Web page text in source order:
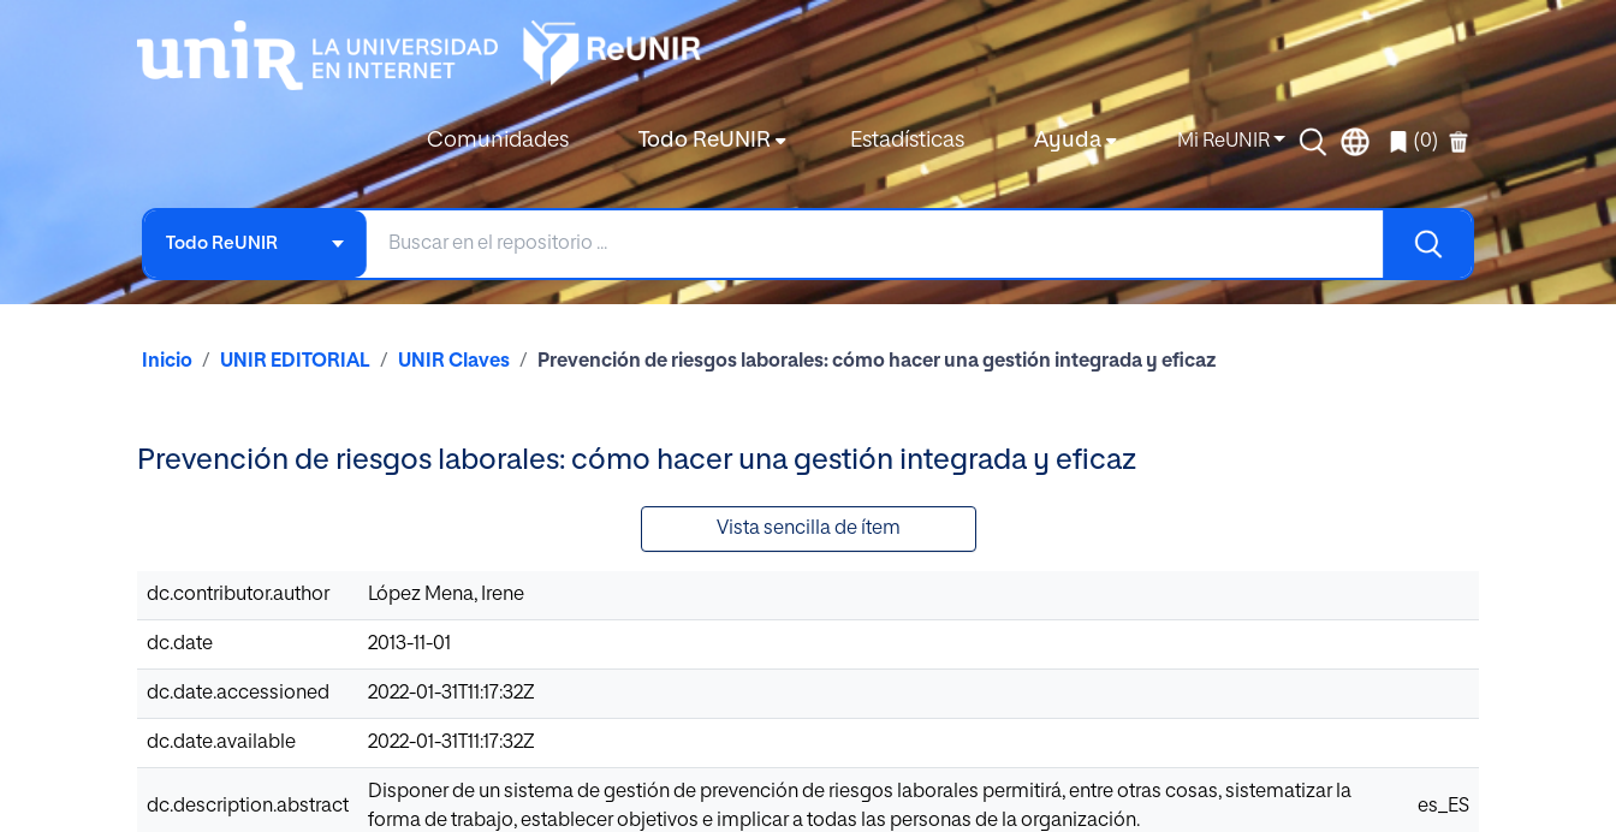
Comunidades Todo ReUNIR Estadísticas Ayuda Mi ReUNIR (0)
Todo ReUNIR
Inicio UNIR EDITORIAL UNIR Claves Prevención de riesgos laborales: cómo hacer una gestión integrada y eficaz
Prevención de riesgos laborales: cómo hacer una gestión integrada y eficaz
Vista sencilla de ítem
dc.contributor.author López Mena, Irene
dc.date 2013-11-01
dc.date.accessioned 2022-01-31T11:17:32Z
dc.date.available 2022-01-31T11:17:32Z
dc.description.abstract
Disponer de un sistema de gestión de prevención de riesgos laborales permitirá, entre otras cosas, sistematizar la
forma de trabajo, establecer objetivos e implicar a todas las personas de la organización.
es_ES